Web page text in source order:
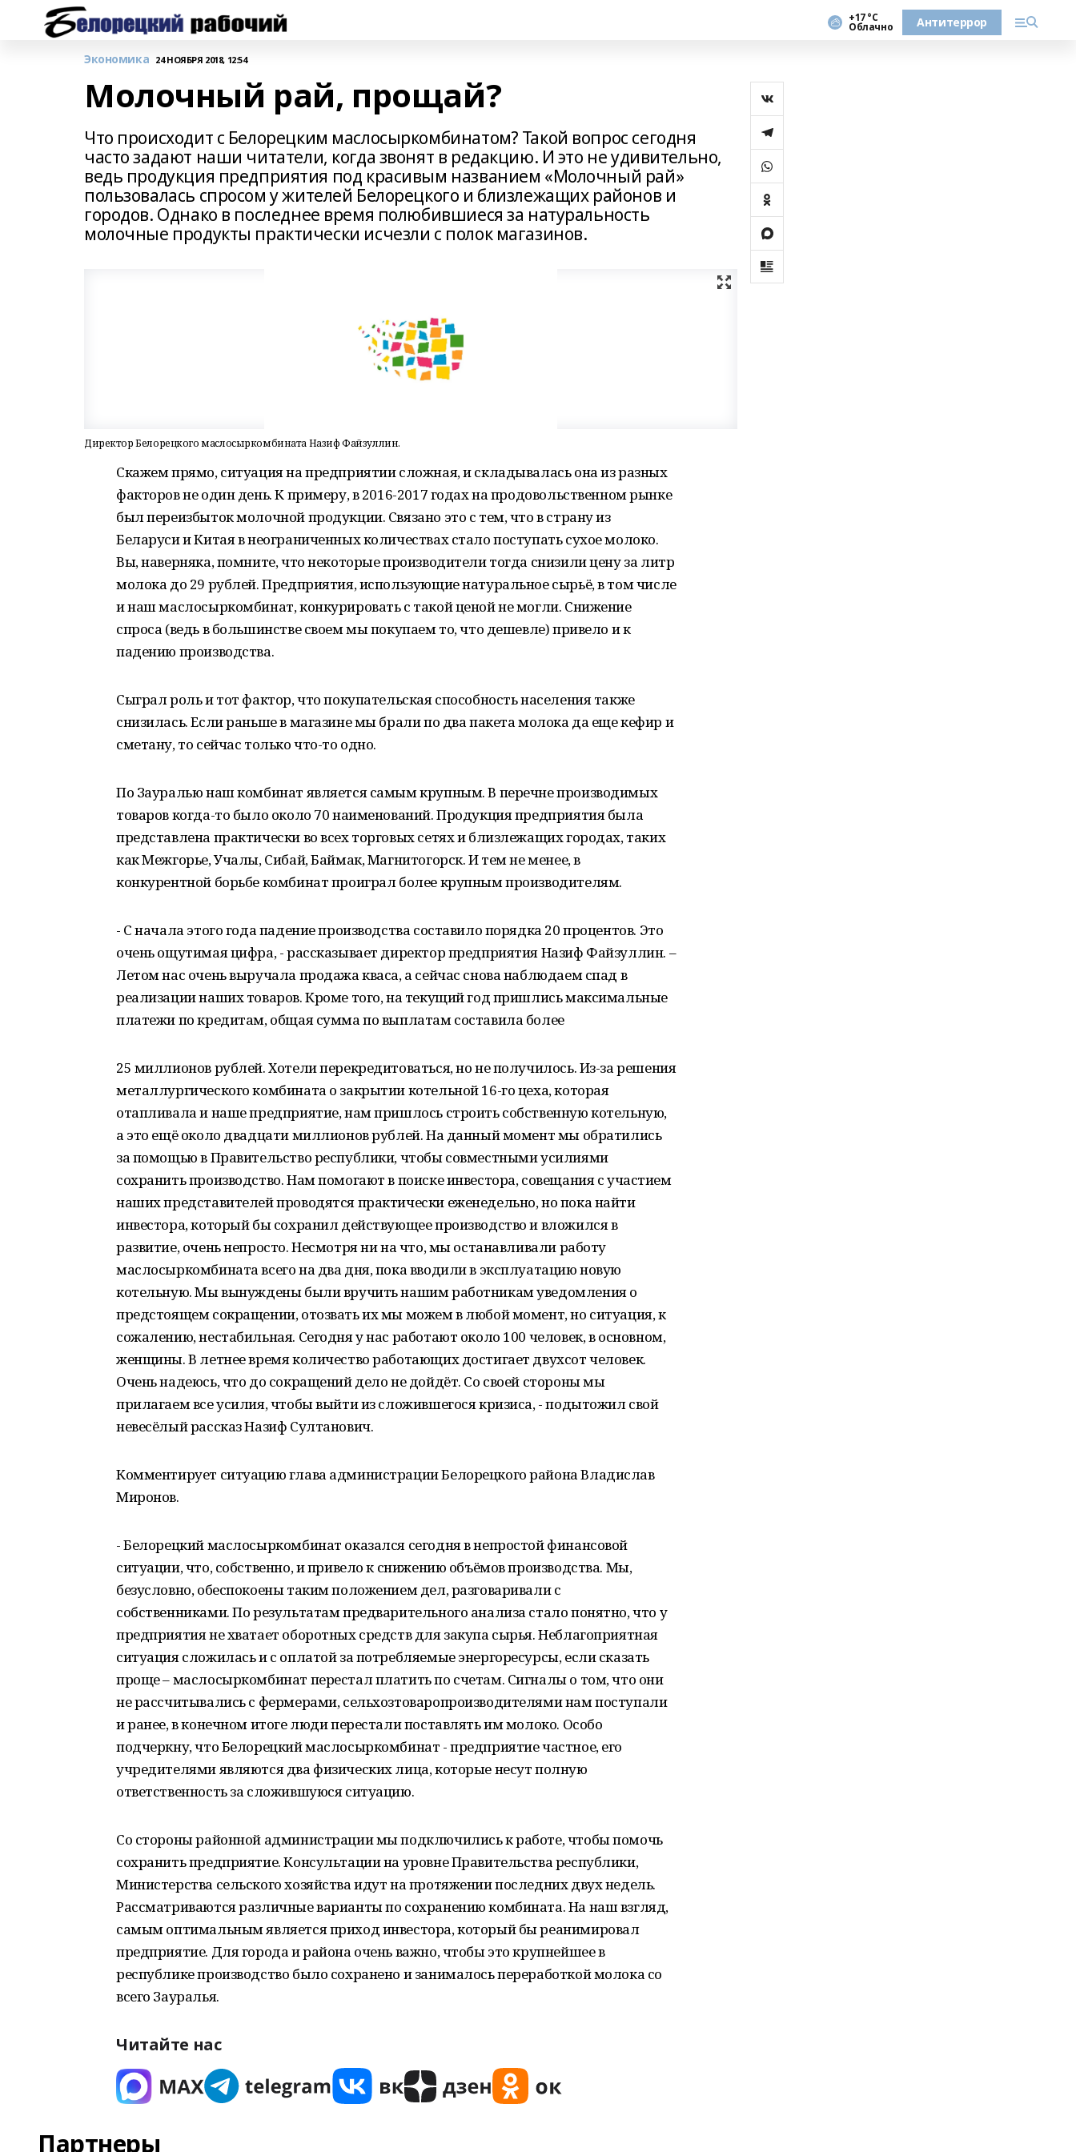
+17 °С
Облачно Антитеррор
Экономика 24 НОЯБРЯ 2018, 12:54
Молочный рай, прощай?
Что происходит с Белорецким маслосыркомбинатом? Такой вопрос сегодня
часто задают наши читатели, когда звонят в редакцию. И это не удивительно,
ведь продукция предприятия под красивым названием «Молочный рай»
пользовалась спросом у жителей Белорецкого и близлежащих районов и
городов. Однако в последнее время полюбившиеся за натуральность
молочные продукты практически исчезли с полок магазинов.
Директор Белорецкого маслосыркомбината Назиф Файзуллин.
Скажем прямо, ситуация на предприятии сложная, и складывалась она из разных
факторов не один день. К примеру, в 2016-2017 годах на продовольственном рынке
был переизбыток молочной продукции. Связано это с тем, что в страну из
Беларуси и Китая в неограниченных количествах стало поступать сухое молоко.
Вы, наверняка, помните, что некоторые производители тогда снизили цену за литр
молока до 29 рублей. Предприятия, использующие натуральное сырьё, в том числе
и наш маслосыркомбинат, конкурировать с такой ценой не могли. Снижение
спроса (ведь в большинстве своем мы покупаем то, что дешевле) привело и к
падению производства.
Сыграл роль и тот фактор, что покупательская способность населения также
снизилась. Если раньше в магазине мы брали по два пакета молока да еще кефир и
сметану, то сейчас только что-то одно.
По Зауралью наш комбинат является самым крупным. В перечне производимых
товаров когда-то было около 70 наименований. Продукция предприятия была
представлена практически во всех торговых сетях и близлежащих городах, таких
как Межгорье, Учалы, Сибай, Баймак, Магнитогорск. И тем не менее, в
конкурентной борьбе комбинат проиграл более крупным производителям.
- С начала этого года падение производства составило порядка 20 процентов. Это
очень ощутимая цифра, - рассказывает директор предприятия Назиф Файзуллин. –
Летом нас очень выручала продажа кваса, а сейчас снова наблюдаем спад в
реализации наших товаров. Кроме того, на текущий год пришлись максимальные
платежи по кредитам, общая сумма по выплатам составила более
25 миллионов рублей. Хотели перекредитоваться, но не получилось. Из-за решения
металлургического комбината о закрытии котельной 16-го цеха, которая
отапливала и наше предприятие, нам пришлось строить собственную котельную,
а это ещё около двадцати миллионов рублей. На данный момент мы обратились
за помощью в Правительство республики, чтобы совместными усилиями
сохранить производство. Нам помогают в поиске инвестора, совещания с участием
наших представителей проводятся практически еженедельно, но пока найти
инвестора, который бы сохранил действующее производство и вложился в
развитие, очень непросто. Несмотря ни на что, мы останавливали работу
маслосыркомбината всего на два дня, пока вводили в эксплуатацию новую
котельную. Мы вынуждены были вручить нашим работникам уведомления о
предстоящем сокращении, отозвать их мы можем в любой момент, но ситуация, к
сожалению, нестабильная. Сегодня у нас работают около 100 человек, в основном,
женщины. В летнее время количество работающих достигает двухсот человек.
Очень надеюсь, что до сокращений дело не дойдёт. Со своей стороны мы
прилагаем все усилия, чтобы выйти из сложившегося кризиса, - подытожил свой
невесёлый рассказ Назиф Султанович.
Комментирует ситуацию глава администрации Белорецкого района Владислав
Миронов.
- Белорецкий маслосыркомбинат оказался сегодня в непростой финансовой
ситуации, что, собственно, и привело к снижению объёмов производства. Мы,
безусловно, обеспокоены таким положением дел, разговаривали с
собственниками. По результатам предварительного анализа стало понятно, что у
предприятия не хватает оборотных средств для закупа сырья. Неблагоприятная
ситуация сложилась и с оплатой за потребляемые энергоресурсы, если сказать
проще – маслосыркомбинат перестал платить по счетам. Сигналы о том, что они
не рассчитывались с фермерами, сельхозтоваропроизводителями нам поступали
и ранее, в конечном итоге люди перестали поставлять им молоко. Особо
подчеркну, что Белорецкий маслосыркомбинат - предприятие частное, его
учредителями являются два физических лица, которые несут полную
ответственность за сложившуюся ситуацию.
Со стороны районной администрации мы подключились к работе, чтобы помочь
сохранить предприятие. Консультации на уровне Правительства республики,
Министерства сельского хозяйства идут на протяжении последних двух недель.
Рассматриваются различные варианты по сохранению комбината. На наш взгляд,
самым оптимальным является приход инвестора, который бы реанимировал
предприятие. Для города и района очень важно, чтобы это крупнейшее в
республике производство было сохранено и занималось переработкой молока со
всего Зауралья.
Читайте нас
Партнеры